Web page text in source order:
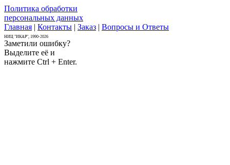
Политика обработки
персональных данных
Главная | Контакты | Заказ | Вопросы и Ответы
НИЦ "ИКАР", 1990-2026
Заметили ошибку?
Выделите её и
нажмите Ctrl + Enter.